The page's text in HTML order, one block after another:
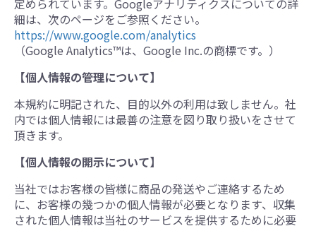
定められています。Googleアナリティクスについての詳
細は、次のページをご参照ください。
https://www.google.com/analytics
（Google Analytics™は、Google Inc.の商標です。）
【個人情報の管理について】
本規約に明記された、目的以外の利用は致しません。社
内では個人情報には最善の注意を図り取り扱いをさせて
頂きます。
【個人情報の開示について】
当社ではお客様の皆様に商品の発送やご連絡するため
に、お客様の幾つかの個人情報が必要となります、収集
された個人情報は当社のサービスを提供するために必要